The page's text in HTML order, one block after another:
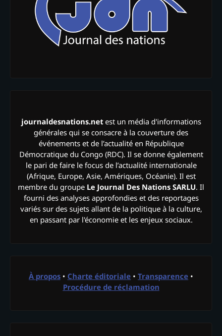
journaldesnations.netest un média d'informations
générales qui se consacre à la couverture des
événements et de l’actualité en République
Démocratique du Congo (RDC). Il se donne également
le pari de faire le focus de l’actualité internationale
(Afrique, Europe, Asie, Amériques, Océanie). Il est
membre du groupe Le Journal Des Nations SARLU. Il
fourni des analyses approfondies et des reportages
variés sur des sujets allant de la politique à la culture,
en passant par l'économie et les enjeux sociaux.
À propos • Charte éditoriale • Transparence •
Procédure de réclamation